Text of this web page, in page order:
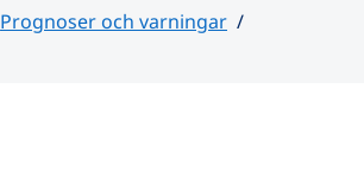
Prognoser och varningar